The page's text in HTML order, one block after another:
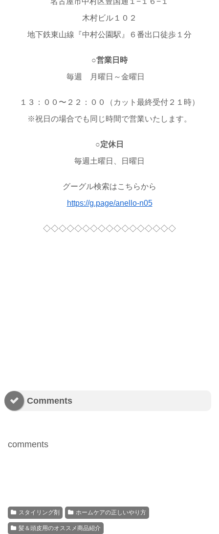
木村ビル１０２
地下鉄東山線『中村公園駅』６番出口徒歩１分
○営業日時
毎週 月曜日～金曜日
１３：００〜２２：００（カット最終受付２１時）
※祝日の場合でも同じ時間で営業いたします。
○定休日
毎週土曜日、日曜日
グーグル検索はこちらから
https://g.page/anello-n05
◇◇◇◇◇◇◇◇◇◇◇◇◇◇◇◇◇
Comments
comments
スタイリング剤 ホームケアの正しいやり方
髪＆頭皮用のオススメ商品紹介